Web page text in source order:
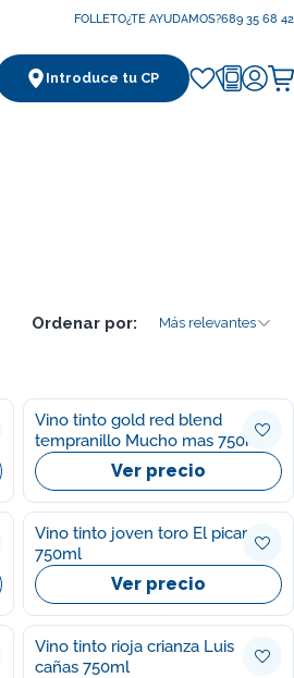
FOLLETO¿TE AYUDAMOS?689 35 68 42
Introduce tu CP
Ordenar por: Más relevantes
Vino tinto gold red blend
tempranillo Mucho mas 750ml
Ver precio
Vino tinto joven toro El picaro
750ml
Ver precio
Vino tinto rioja crianza Luis
cañas 750ml